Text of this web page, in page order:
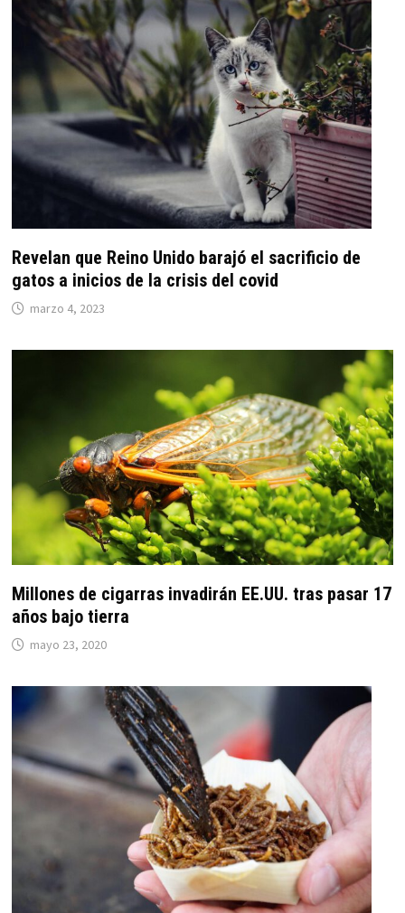
Revelan que Reino Unido barajó el sacrificio de
gatos a inicios de la crisis del covid
marzo 4, 2023
Millones de cigarras invadirán EE.UU. tras pasar 17
años bajo tierra
mayo 23, 2020